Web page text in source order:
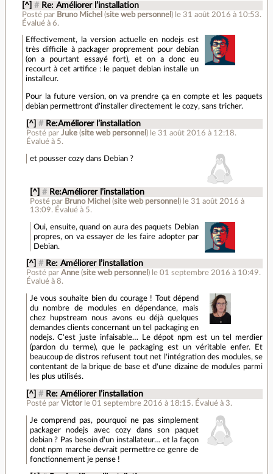
[^] # Re: Améliorer l’installation
Posté par Bruno Michel (site web personnel ) le 31 août 2016 à 10:53.
Évalué à6.
Effectivement, la version actuelle en nodejs est
très difficile à packager proprement pour debian
(on a pourtant essayé fort), et on a donc eu
recourt à cet artifice : le paquet debian installe un
installeur.
Pour la future version, on va prendre ça en compte et les paquets
debian permettront d'installer directement le cozy, sans tricher.
[^] # Re:Améliorer l’installation
Posté par Juke(site web personnel ) le 31 août 2016 à 12:18.
Évalué à 5.
et pousser cozy dans Debian ?
[^] # Re:Améliorer l’installation
Posté par Bruno Michel (site web personnel ) le 31 août 2016 à
13:09. Évalué à 5.
Oui, ensuite, quand on aura des paquets Debian
propres, on va essayer de les faire adopter par
Debian.
[^] # Re: Améliorer l’installation
Posté par Anne(site web personnel ) le 01 septembre 2016 à 10:49.
Évalué à 8.
Je vous souhaite bien du courage ! Tout dépend
du nombre de modules en dépendance, mais
chez hupstream nous avons eu déjà quelques
demandes clients concernant un tel packaging en
nodejs. C'est juste infaisable… Le dépot npm est un tel merdier
(pardon du terme), que le packaging est un véritable enfer. Et
beaucoup de distros refusent tout net l'intégration des modules, se
contentant de la brique de base et d'une dizaine de modules parmi
les plus utilisés.
[^] # Re: Améliorer l’installation
Posté par Victor le 01 septembre 2016 à 18:15. Évalué à 3.
Je comprend pas, pourquoi ne pas simplement
packager nodejs avec cozy dans son paquet
debian ? Pas besoin d'un installateur… et la façon
dont npm marche devrait permettre ce genre de
fonctionnement je pense !